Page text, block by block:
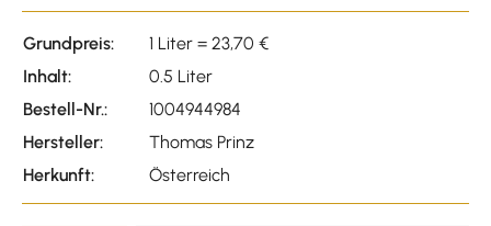
Grundpreis:
1 Liter = 23,70 €
Inhalt:
0.5 Liter
Bestell-Nr.:
1004944984
Hersteller:
Thomas Prinz
Herkunft:
Österreich